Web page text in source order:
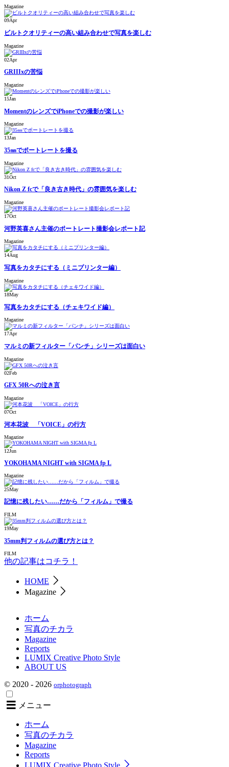
Magazine
09Apr
ビルトクオリティーの高い組み合わせで写真を楽しむ
Magazine
02Apr
GRIIIxの苦悩
Magazine
15Jan
MomentのレンズでiPhoneでの撮影が楽しい
Magazine
13Jan
35㎜でポートレートを撮る
Magazine
31Oct
Nikon Z fcで「良き古き時代」の雰囲気を楽しむ
Magazine
17Oct
河野英喜さん主催のポートレート撮影会レポート記
Magazine
14Aug
写真をカタチにする（ミニプリンター編）
Magazine
18May
写真をカタチにする（チェキワイド編）
Magazine
17Apr
マルミの新フィルター「パンチ」シリーズは面白い
Magazine
02Feb
GFX 50Rへの泣き言
Magazine
07Oct
河本花波 「VOICE」の行方
Magazine
12Jun
YOKOHAMA NIGHT with SIGMA fp L
Magazine
25May
記憶に残したい……だから「フィルム」で撮る
FILM
19May
35mm判フィルムの選び方とは？
FILM
他の記事はコチラ！
HOME
Magazine
ホーム
写真のチカラ
Magazine
Reports
LUMIX Creative Photo Style
ABOUT US
© 2020 - 2026 orphotograph
メニュー
ホーム
写真のチカラ
Magazine
Reports